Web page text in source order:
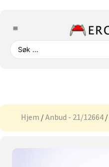
Hjem /Anbud - 21/12664 /